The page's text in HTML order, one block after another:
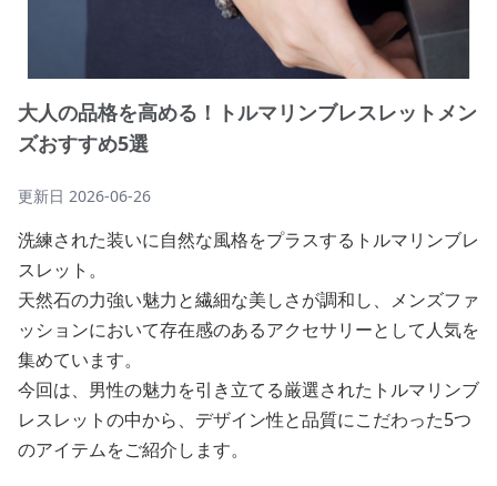
大人の品格を高める！トルマリンブレスレットメン
ズおすすめ5選
更新日 2026-06-26
洗練された装いに自然な風格をプラスするトルマリンブレ
スレット。
天然石の力強い魅力と繊細な美しさが調和し、メンズファ
ッションにおいて存在感のあるアクセサリーとして人気を
集めています。
今回は、男性の魅力を引き立てる厳選されたトルマリンブ
レスレットの中から、デザイン性と品質にこだわった5つ
のアイテムをご紹介します。